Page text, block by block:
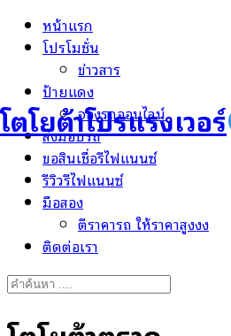
Skip
โตโยต้าโปรแรงเวอร์
หน้าแรก
โปรโมชั่น
ข่าวสาร
ป้ายแดง
จองรถออนไลน์
ส่งมอบรถ
ขอสินเชื่อรีไฟแนนซ์
รีวิวรีไฟแนนซ์
มือสอง
ตีราคารถ ให้ราคาสูงงง
ติดต่อเรา
Search